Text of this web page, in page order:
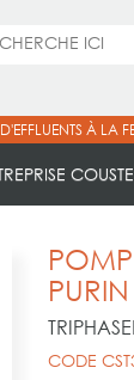
À LA
COUSTE
CODE